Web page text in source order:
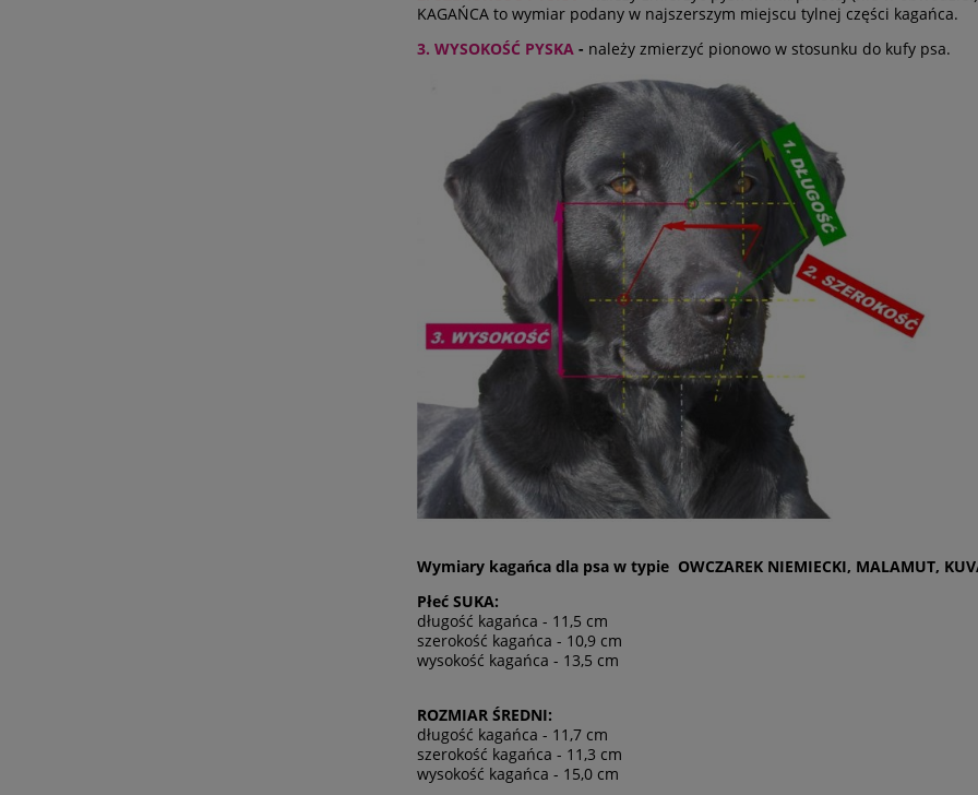
KAGAŃCA to wymiar podany w najszerszym miejscu tylnej części kagańca.
3. WYSOKOŚĆ PYSKA - należy zmierzyć pionowo w stosunku do kufy psa.
Wymiary kagańca dla psa w typie OWCZAREK NIEMIECKI, MALAMUT,
Płeć SUKA:
długość kagańca - 11,5 cm
szerokość kagańca - 10,9 cm
wysokość kagańca - 13,5 cm
ROZMIAR ŚREDNI:
długość kagańca - 11,7 cm
szerokość kagańca - 11,3 cm
wysokość kagańca - 15,0 cm